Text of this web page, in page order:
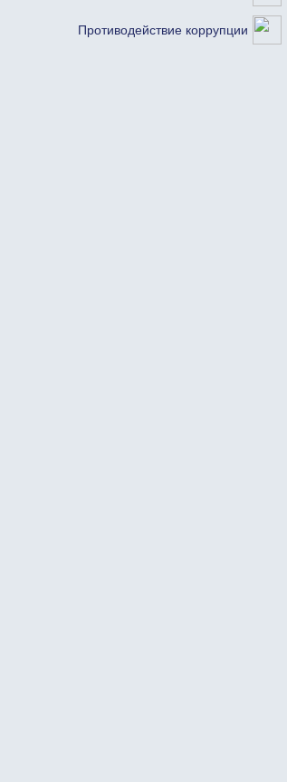
Противодействие коррупции